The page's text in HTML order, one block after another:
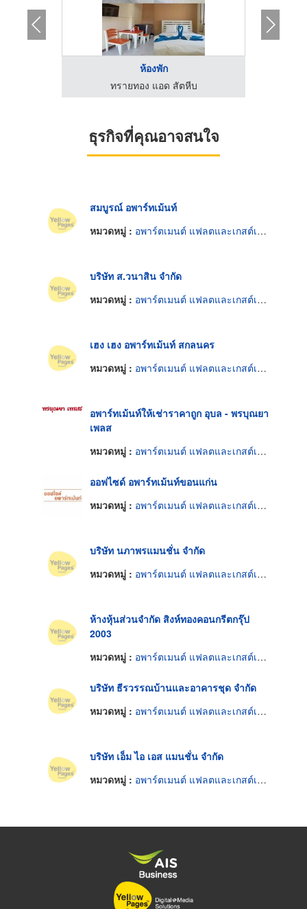
ห้องพัก
ทรายทอง แอด สัตหีบ
ธุรกิจที่คุณอาจสนใจ
สมบูรณ์ อพาร์ทเม้นท์
หมวดหมู่ : อพาร์ตเมนต์ แฟลตและเกสต์เฮ้าส์
บริษัท ส.วนาสิน จำกัด
หมวดหมู่ : อพาร์ตเมนต์ แฟลตและเกสต์เฮ้าส์
เฮง เฮง อพาร์ทเม้นท์ สกลนคร
หมวดหมู่ : อพาร์ตเมนต์ แฟลตและเกสต์เฮ้าส์
อพาร์ทเม้นท์ให้เช่าราคาถูก อุบล - พรบุณยา
เพลส
หมวดหมู่ : อพาร์ตเมนต์ แฟลตและเกสต์เฮ้าส์
ออฟไซด์ อพาร์ทเม้นท์ขอนแก่น
หมวดหมู่ : อพาร์ตเมนต์ แฟลตและเกสต์เฮ้าส์
บริษัท นภาพรแมนชั่น จำกัด
หมวดหมู่ : อพาร์ตเมนต์ แฟลตและเกสต์เฮ้าส์
ห้างหุ้นส่วนจำกัด สิงห์ทองคอนกรีตกรุ๊ป
2003
หมวดหมู่ : อพาร์ตเมนต์ แฟลตและเกสต์เฮ้าส์
บริษัท ธีรวรรณบ้านและอาคารชุด จำกัด
หมวดหมู่ : อพาร์ตเมนต์ แฟลตและเกสต์เฮ้าส์
บริษัท เอ็ม ไอ เอส แมนชั่น จำกัด
หมวดหมู่ : อพาร์ตเมนต์ แฟลตและเกสต์เฮ้าส์